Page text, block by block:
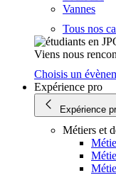
Vannes
Tous nos
Viens nous
Choisis un
Expérience pro
Expérience
Métiers et